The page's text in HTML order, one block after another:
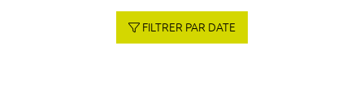
FILTRER PAR DATE